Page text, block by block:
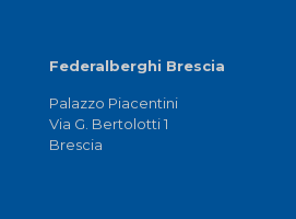
Federalberghi Brescia
Palazzo Piacentini
Via G. Bertolotti 1
Brescia